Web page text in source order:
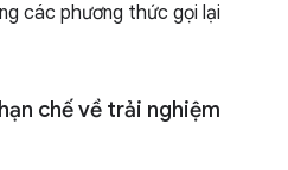
các phương thức gọi lại
chế về trải nghiệm